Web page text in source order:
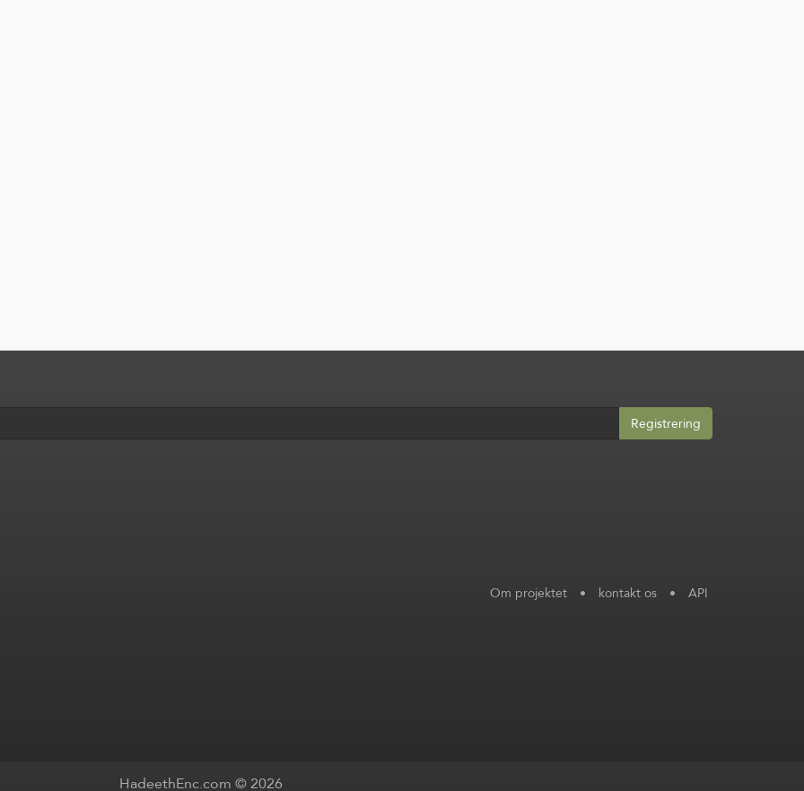
Registrering
Om projektet • kontakt os • API
HadeethEnc.com © 2026